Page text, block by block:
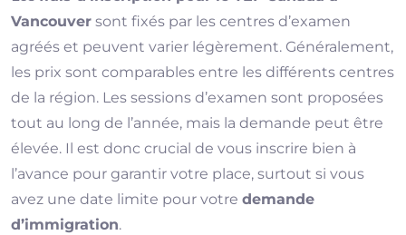
Vancouver sont fixés par les centres d’examen
agréés et peuvent varier légèrement. Généralement,
les prix sont comparables entre les différents centres
de la région. Les sessions d’examen sont proposées
tout au long de l’année, mais la demande peut être
élevée. Il est donc crucial de vous inscrire bien à
l’avance pour garantir votre place, surtout si vous
avez une date limite pour votre demande
d’immigration.